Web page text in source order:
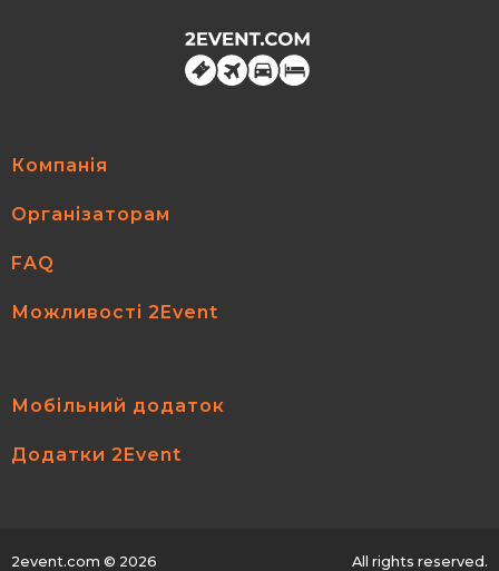
Компанія
Організаторам
FAQ
Можливості 2Event
Мобільний додаток
Додатки 2Event
2event.com © 2026 All rights reserved.